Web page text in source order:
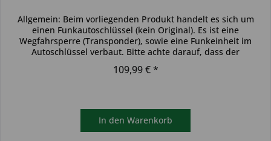
Allgemein: Beim vorliegenden Produkt handelt es sich um
einen Funkautoschlüssel (kein Original). Es ist eine
Wegfahrsperre (Transponder), sowie eine Funkeinheit im
Autoschlüssel verbaut. Bitte achte darauf, dass der
109,99 € *
In den Warenkorb